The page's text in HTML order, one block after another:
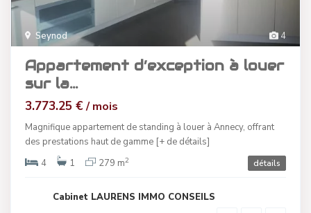
4
Seynod
Appartement d’exception à louer
sur la...
3.773.25 € / mois
Magnifique appartement de standing à louer à Annecy, offrant
des prestations haut de gamme [+ de détails]
4
1 279 m2 détails
Cabinet LAURENS IMMO CONSEILS